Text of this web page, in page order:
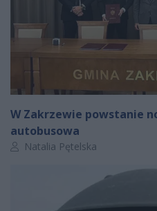
W Zakrzewie powstanie
autobusowa
Autor artykułu:
Natalia Pętelska